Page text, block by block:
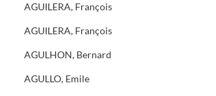
AGUILERA, François
AGUILERA, François
AGULHON, Bernard
AGULLO, Emile